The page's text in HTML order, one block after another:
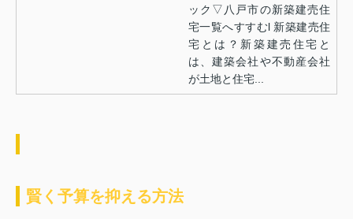
ック▽八戸市の新築建売住
宅一覧へすすむl 新築建売住
宅とは？新築建売住宅と
は、建築会社や不動産会社
が土地と住宅...
賢く予算を抑える方法